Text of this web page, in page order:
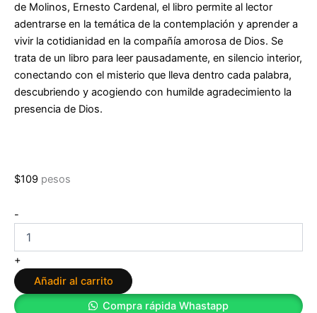
de Molinos, Ernesto Cardenal, el libro permite al lector
adentrarse en la temática de la contemplación y aprender a
vivir la cotidianidad en la compañía amorosa de Dios. Se
trata de un libro para leer pausadamente, en silencio interior,
conectando con el misterio que lleva dentro cada palabra,
descubriendo y acogiendo con humilde agradecimiento la
presencia de Dios.
$109 pesos
-
por
Dios
de
Manuel
Fernández
+
Añadir al carrito
Compra rápida Whastapp